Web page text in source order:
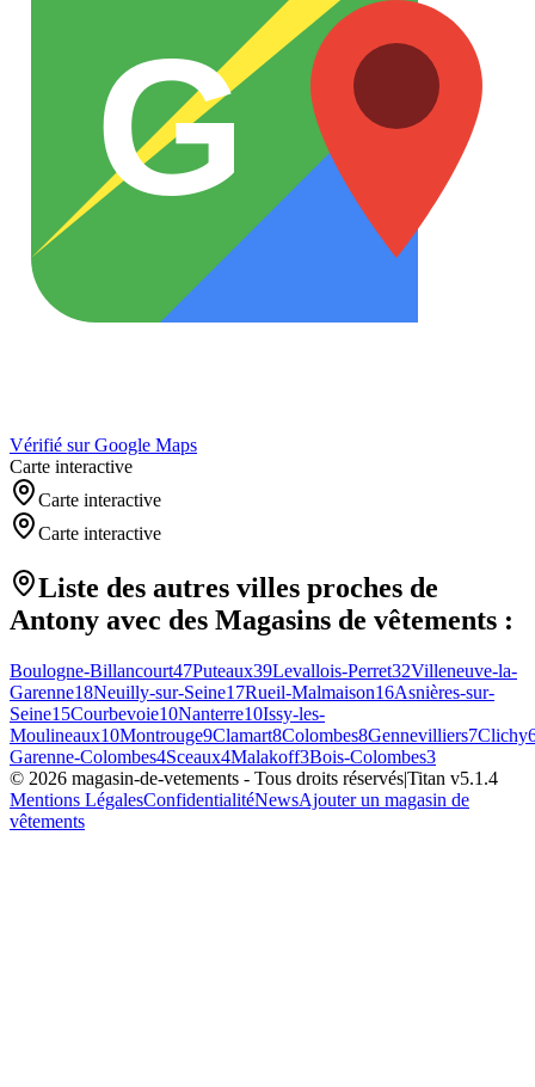
G
Vérifié sur Google Maps
Carte interactive
Carte interactive
Carte interactive
Liste des autres villes proches de
Antony avec des Magasins de vêtements :
Boulogne-Billancourt47Puteaux39Levallois-Perret32Villeneuve-la-
Garenne18Neuilly-sur-Seine17Rueil-Malmaison16Asnières-sur-
Seine15Courbevoie10Nanterre10Issy-les-
Moulineaux10Montrouge9Clamart8Colombes8Gennevilliers7Clichy
Garenne-Colombes4Sceaux4Malakoff3Bois-Colombes3
© 2026 magasin-de-vetements - Tous droits réservés|Titan v5.1.4
Mentions LégalesConfidentialitéNewsAjouter un magasin de
vêtements